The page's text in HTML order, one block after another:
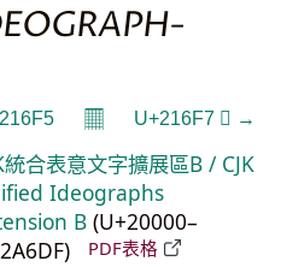
𝄜 U+216F7 𡛷 →
統合表意文字擴展區B / CJK
Ideographs
B (U+20000–
PDF表格